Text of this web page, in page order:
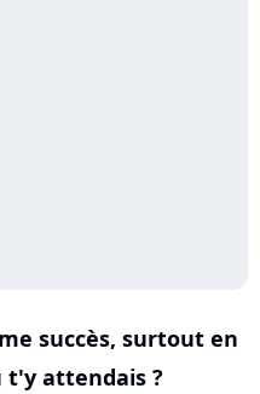
succès, surtout en
t'y attendais ?